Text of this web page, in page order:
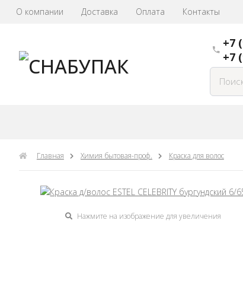
О компании Доставка Оплата Контакты
+7
+7
Главная Химия бытовая-проф. Краска для волос
Нажмите на изображение для увеличения